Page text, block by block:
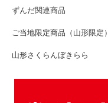
ずんだ関連商品
ご当地限定商品（山形限定）
山形さくらんぼきらら